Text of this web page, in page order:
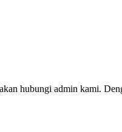
hubungi admin kami.